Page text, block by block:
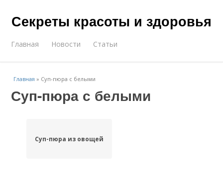
Секреты красоты и здоровья
Главная Новости Статьи
Главная » Суп-пюра с белыми
Суп-пюра с белыми
Суп-пюра из овощей